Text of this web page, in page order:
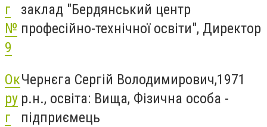
г
№
9
заклад "Бердянський центр
професійно-технічної освіти", Директор
Ок
ру
г
Чернєга Сергій Володимирович,1971
р.н., освіта: Вища, Фізична особа -
підприємець